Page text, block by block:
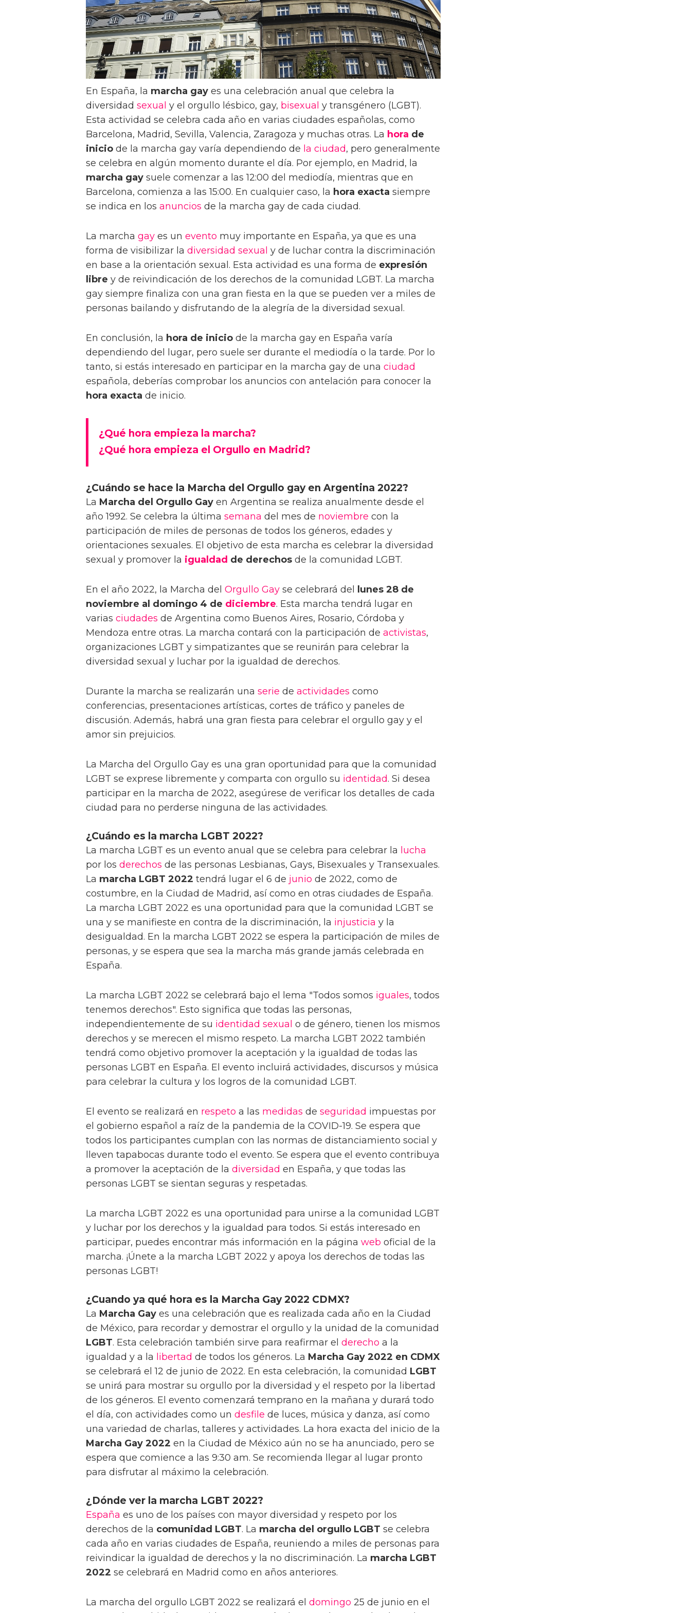
En España, la marcha gay es una celebración anual que celebra la
diversidad sexual y el orgullo lésbico, gay, bisexual y transgénero (LGBT).
Esta actividad se celebra cada año en varias ciudades españolas, como
Barcelona, Madrid, Sevilla, Valencia, Zaragoza y muchas otras. La hora de
inicio de la marcha gay varía dependiendo de la ciudad, pero generalmente
se celebra en algún momento durante el día. Por ejemplo, en Madrid, la
marcha gay suele comenzar a las 12:00 del mediodía, mientras que en
Barcelona, comienza a las 15:00. En cualquier caso, la hora exacta siempre
se indica en los anuncios de la marcha gay de cada ciudad.
La marcha gay es un evento muy importante en España, ya que es una
forma de visibilizar la diversidad sexual y de luchar contra la discriminación
en base a la orientación sexual. Esta actividad es una forma de expresión
libre y de reivindicación de los derechos de la comunidad LGBT. La marcha
gay siempre finaliza con una gran fiesta en la que se pueden ver a miles de
personas bailando y disfrutando de la alegría de la diversidad sexual.
En conclusión, la hora de inicio de la marcha gay en España varía
dependiendo del lugar, pero suele ser durante el mediodía o la tarde. Por lo
tanto, si estás interesado en participar en la marcha gay de una ciudad
española, deberías comprobar los anuncios con antelación para conocer la
hora exacta de inicio.
¿Qué hora empieza la marcha?
¿Qué hora empieza el Orgullo en Madrid?
¿Cuándo se hace la Marcha del Orgullo gay en Argentina 2022?
La Marcha del Orgullo Gay en Argentina se realiza anualmente desde el
año 1992. Se celebra la última semana del mes de noviembre con la
participación de miles de personas de todos los géneros, edades y
orientaciones sexuales. El objetivo de esta marcha es celebrar la diversidad
sexual y promover la igualdad de derechos de la comunidad LGBT.
En el año 2022, la Marcha del Orgullo Gay se celebrará del
lunes 28 de
noviembre al domingo 4 de diciembre. Esta marcha tendrá lugar en
varias ciudades de Argentina como Buenos Aires, Rosario, Córdoba y
Mendoza entre otras. La marcha contará con la participación de activistas,
organizaciones LGBT y simpatizantes que se reunirán para celebrar la
diversidad sexual y luchar por la igualdad de derechos.
Durante la marcha se realizarán una serie de actividades como
conferencias, presentaciones artísticas, cortes de tráfico y paneles de
discusión. Además, habrá una gran fiesta para celebrar el orgullo gay y el
amor sin prejuicios.
La Marcha del Orgullo Gay es una gran oportunidad para que la comunidad
LGBT se exprese libremente y comparta con orgullo su identidad. Si desea
participar en la marcha de 2022, asegúrese de verificar los detalles de cada
ciudad para no perderse ninguna de las actividades.
¿Cuándo es la marcha LGBT 2022?
La marcha LGBT es un evento anual que se celebra para celebrar la lucha
por los derechos de las personas Lesbianas, Gays, Bisexuales y Transexuales.
La marcha LGBT 2022 tendrá lugar el 6 de junio de 2022, como de
costumbre, en la Ciudad de Madrid, así como en otras ciudades de España.
La marcha LGBT 2022 es una oportunidad para que la comunidad LGBT se
una y se manifieste en contra de la discriminación, la injusticia y la
desigualdad. En la marcha LGBT 2022 se espera la participación de miles de
personas, y se espera que sea la marcha más grande jamás celebrada en
España.
La marcha LGBT 2022 se celebrará bajo el lema "Todos somos iguales, todos
tenemos derechos". Esto significa que todas las personas,
independientemente de su identidad sexual o de género, tienen los mismos
derechos y se merecen el mismo respeto. La marcha LGBT 2022 también
tendrá como objetivo promover la aceptación y la igualdad de todas las
personas LGBT en España. El evento incluirá actividades, discursos y música
para celebrar la cultura y los logros de la comunidad LGBT.
El evento se realizará en respeto a las medidas de seguridad impuestas por
el gobierno español a raíz de la pandemia de la COVID-19. Se espera que
todos los participantes cumplan con las normas de distanciamiento social y
lleven tapabocas durante todo el evento. Se espera que el evento contribuya
a promover la aceptación de la diversidad en España, y que todas las
personas LGBT se sientan seguras y respetadas.
La marcha LGBT 2022 es una oportunidad para unirse a la comunidad LGBT
y luchar por los derechos y la igualdad para todos. Si estás interesado en
participar, puedes encontrar más información en la página web oficial de la
marcha. ¡Únete a la marcha LGBT 2022 y apoya los derechos de todas las
personas LGBT!
¿Cuando ya qué hora es la Marcha Gay 2022 CDMX?
La Marcha Gay es una celebración que es realizada cada año en la Ciudad
de México, para recordar y demostrar el orgullo y la unidad de la comunidad
LGBT. Esta celebración también sirve para reafirmar el derecho a la
igualdad y a la libertad de todos los géneros. La Marcha Gay 2022 en CDMX
se celebrará el 12 de junio de 2022. En esta celebración, la comunidad LGBT
se unirá para mostrar su orgullo por la diversidad y el respeto por la libertad
de los géneros. El evento comenzará temprano en la mañana y durará todo
el día, con actividades como un desfile de luces, música y danza, así como
una variedad de charlas, talleres y actividades. La hora exacta del inicio de la
Marcha Gay 2022 en la Ciudad de México aún no se ha anunciado, pero se
espera que comience a las 9:30 am. Se recomienda llegar al lugar pronto
para disfrutar al máximo la celebración.
¿Dónde ver la marcha LGBT 2022?
España es uno de los países con mayor diversidad y respeto por los
derechos de la comunidad LGBT. La marcha del orgullo LGBT se celebra
cada año en varias ciudades de España, reuniendo a miles de personas para
reivindicar la igualdad de derechos y la no discriminación. La marcha LGBT
2022 se celebrará en Madrid como en años anteriores.
La marcha del orgullo LGBT 2022 se realizará el domingo 25 de junio en el